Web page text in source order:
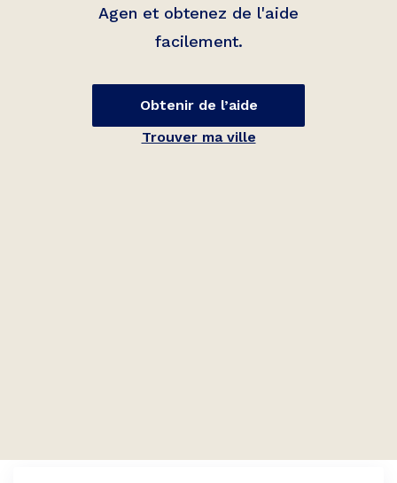
Agen et obtenez de l'aide
facilement.
Obtenir de l’aide
Trouver ma ville